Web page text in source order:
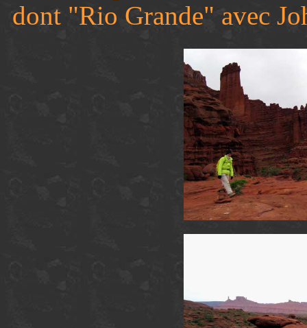
dont "Rio Grande" avec